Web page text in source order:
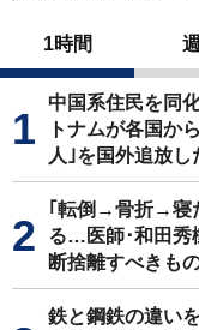
1時間
中国系住民を同
トナムが各国か
人｣を国外追放し
｢転倒→骨折→寝
る…医師･和田秀
断捨離すべきも
鉄と鋼鉄の違い